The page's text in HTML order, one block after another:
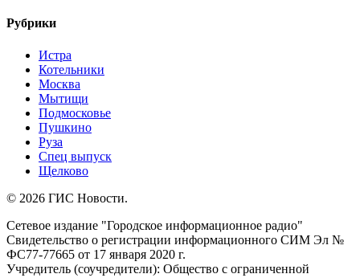
Рубрики
Истра
Котельники
Москва
Мытищи
Подмосковье
Пушкино
Руза
Спец выпуск
Щелково
© 2026 ГИС Новости.
Сетевое издание "Городское информационное радио"
Свидетельство о регистрации информационного СИМ Эл №
ФС77-77665 от 17 января 2020 г.
Учредитель (соучредители): Общество с ограниченной